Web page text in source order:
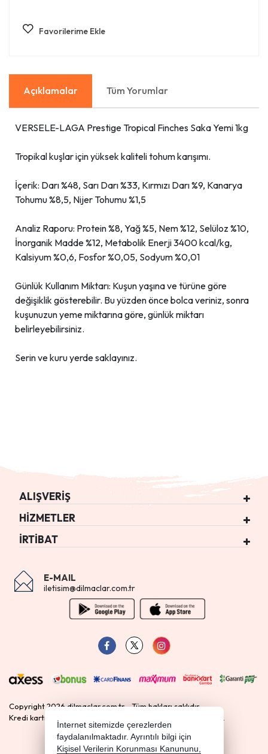
Favorilerime Ekle
Açıklamalar Tüm Yorumlar
VERSELE-LAGA Prestige Tropical Finches Saka Yemi 1kg
Tropikal kuşlar için yüksek kaliteli tohum karışımı.
İçerik: Darı %48, Sarı Darı %33, Kırmızı Darı %9, Kanarya
Tohumu %8,5, Nijer Tohumu %1,5
Analiz Raporu: Protein %8, Yağ %5, Nem %12, Selüloz %10,
İnorganik Madde %12, Metabolik Enerji 3400 kcal/kg,
Kalsiyum %0,6, Fosfor %0,05, Sodyum %0,01
Günlük Kullanım Miktarı: Kuşun yaşına ve türüne göre
değişiklik gösterebilir. Bu yüzden önce bolca veriniz, sonra
kuşunuzun yeme miktarına göre, günlük miktarı
belirleyebilirsiniz.
Serin ve kuru yerde saklayınız.
ALIŞVERİŞ
HİZMETLER
İRTİBAT
E-MAIL
iletisim@dilmaclar.com.tr
Copyright 2026 dilmaclar.com.tr - Tüm hakları saklıdır.
Kredi kartı bilgileriniz 256bit SSL sertifikası ile korunmaktadır.
E-BÜLTEN
İnternet sitemizde çerezlerden
faydalanılmaktadır. Ayrıntılı bilgi için
Kişisel Verilerin Korunması Kanununu,